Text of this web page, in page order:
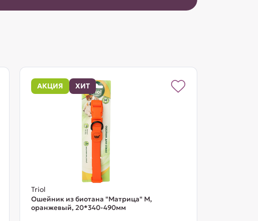
АКЦИЯ ХИТ
Triol
Ошейник из биотана "Матрица" M,
оранжевый, 20*340-490мм